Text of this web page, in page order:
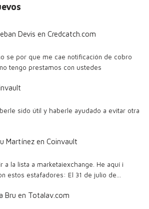
Devis en Credcatch.com
se por que me cae notificación de cobro
tengo prestamos con ustedes
sido útil y haberle ayudado a evitar otra
Martínezen Coinvault
a la lista a marketaiexchange. He aquí i
estos estafadores: El 31 de julio de…
Bru en Totalav.com